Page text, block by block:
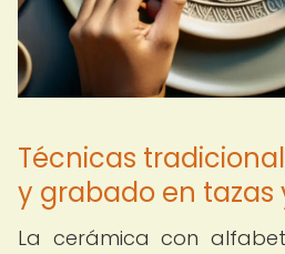
Técnicas
y grabado en tazas
La cerámica con